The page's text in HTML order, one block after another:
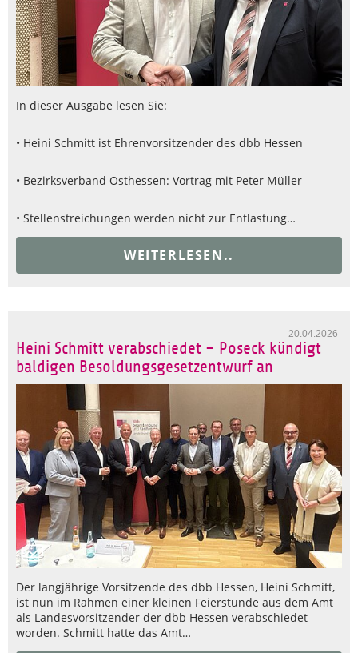
In dieser Ausgabe lesen Sie:
• Heini Schmitt ist Ehrenvorsitzender des dbb Hessen
• Bezirksverband Osthessen: Vortrag mit Peter Müller
• Stellenstreichungen werden nicht zur Entlastung…
WEITERLESEN..
20.04.2026
Heini Schmitt verabschiedet – Poseck kündigt
baldigen Besoldungsgesetzentwurf an
Der langjährige Vorsitzende des dbb Hessen, Heini Schmitt,
ist nun im Rahmen einer kleinen Feierstunde aus dem Amt
als Landesvorsitzender der dbb Hessen verabschiedet
worden. Schmitt hatte das Amt…